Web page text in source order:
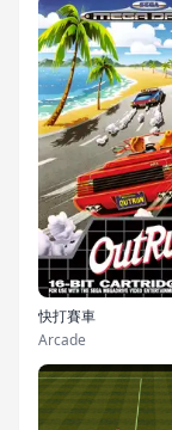
快打賽車
Arcade